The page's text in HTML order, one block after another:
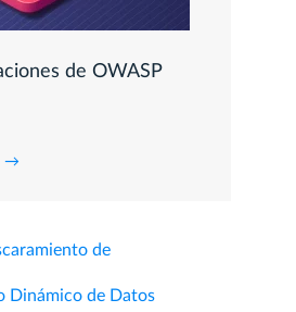
de OWASP
de
Dinámico de Datos